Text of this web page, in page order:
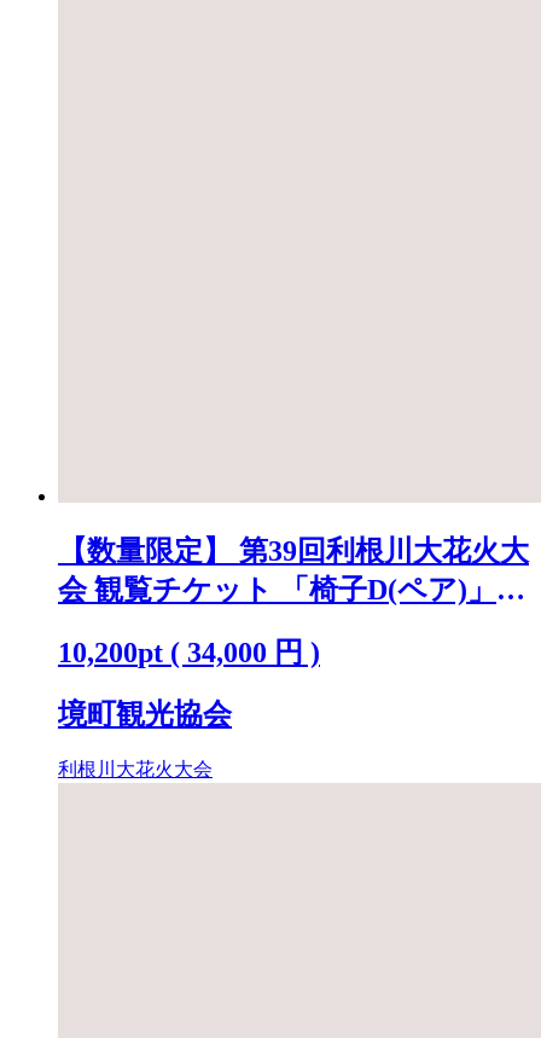
【数量限定】 第39回利根川大花火大
会 観覧チケット 「椅子D(ペア)」
10,200pt ( 34,000 円 )
境町観光協会
利根川大花火大会